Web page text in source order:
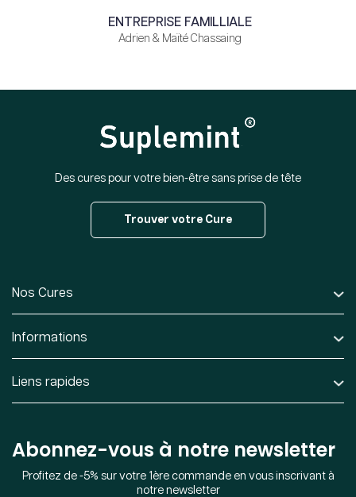
ENTREPRISE FAMILLIALE
Adrien & Maïté Chassaing
Des cures pour votre bien-être sans prise de tête
Trouver votre Cure
Nos Cures
Informations
Liens rapides
Abonnez-vous à notre newsletter
Profitez de -5% sur votre 1ère commande en vous inscrivant à
notre newsletter